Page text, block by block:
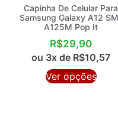
Capinha De Celular Para
Samsung Galaxy A12 SM-
A125M Pop It
R$29,90
ou 3x deR$10,57